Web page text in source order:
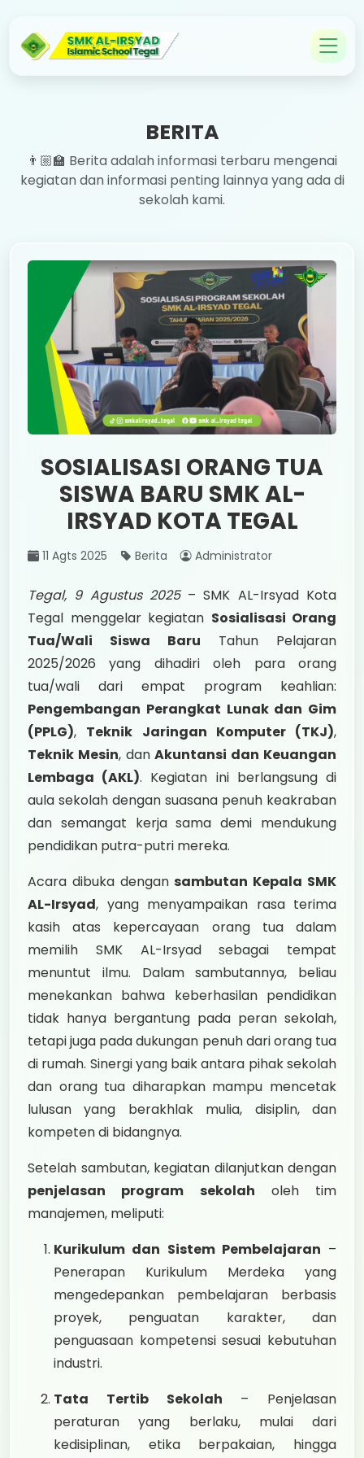
BERITA
👨🏼‍🏫 Berita adalah informasi terbaru mengenai
kegiatan dan informasi penting lainnya yang ada di
sekolah kami.
SOSIALISASI ORANG TUA
SISWA BARU SMK AL-
IRSYAD KOTA TEGAL
11 Agts 2025 Berita Administrator
Tegal, 9 Agustus 2025– SMK AL-Irsyad Kota
Tegal menggelar kegiatan Sosialisasi Orang
Tua/Wali Siswa Baru Tahun Pelajaran
2025/2026 yang dihadiri oleh para orang
tua/wali dari empat program keahlian:
Pengembangan Perangkat Lunak dan Gim
(PPLG), Teknik Jaringan Komputer (TKJ),
Teknik Mesin, danAkuntansi dan Keuangan
Lembaga (AKL). Kegiatan ini berlangsung di
aula sekolah dengan suasana penuh keakraban
dan semangat kerja sama demi mendukung
pendidikan putra-putri mereka.
Acara dibuka dengan sambutan Kepala SMK
AL-Irsyad, yang menyampaikan rasa terima
kasih atas kepercayaan orang tua dalam
memilih SMK AL-Irsyad sebagai tempat
menuntut ilmu. Dalam sambutannya, beliau
menekankan bahwa keberhasilan pendidikan
tidak hanya bergantung pada peran sekolah,
tetapi juga pada dukungan penuh dari orang tua
di rumah. Sinergi yang baik antara pihak sekolah
dan orang tua diharapkan mampu mencetak
lulusan yang berakhlak mulia, disiplin, dan
kompeten di bidangnya.
Setelah sambutan, kegiatan dilanjutkan dengan
penjelasan program sekolah oleh tim
manajemen, meliputi:
Kurikulum dan Sistem Pembelajaran –
Penerapan Kurikulum Merdeka yang
mengedepankan pembelajaran berbasis
proyek, penguatan karakter, dan
penguasaan kompetensi sesuai kebutuhan
industri.
Tata Tertib Sekolah – Penjelasan
peraturan yang berlaku, mulai dari
kedisiplinan, etika berpakaian, hingga